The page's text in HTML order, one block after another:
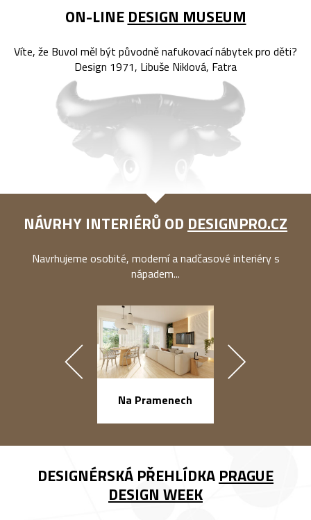
ON-LINE DESIGN MUSEUM
Víte, že Buvol měl být původně nafukovací nábytek pro děti?
Design 1971, Libuše Niklová, Fatra
NÁVRHY INTERIÉRŮ OD DESIGNPRO.CZ
Navrhujeme osobité, moderní a nadčasové interiéry s
nápadem...
Na Pramenech
DESIGNÉRSKÁ PŘEHLÍDKA PRAGUE
DESIGN WEEK